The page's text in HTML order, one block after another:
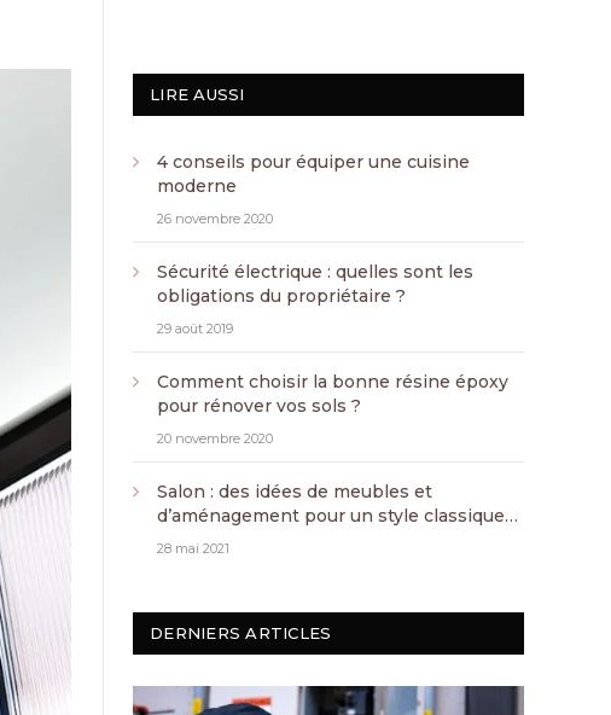
LIRE AUSSI
4 conseils pour équiper une cuisine
moderne
26 novembre 2020
Sécurité électrique : quelles sont les
obligations du propriétaire ?
29 août 2019
Comment choisir la bonne résine époxy
pour rénover vos sols ?
20 novembre 2020
Salon : des idées de meubles et
d’aménagement pour un style classique
chic
28 mai 2021
DERNIERS ARTICLES